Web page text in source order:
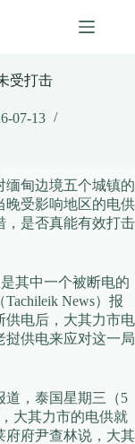
受打击
07-13
缅甸边境五个城镇的
晚受影响地区的电供
，是否真能有效打击
其中一个被断电的
News）报
供电后，大其力市电
挝供电来应对这一局
道，泰国星期三（5
大其力市的电供就
府府尹查林说，大其